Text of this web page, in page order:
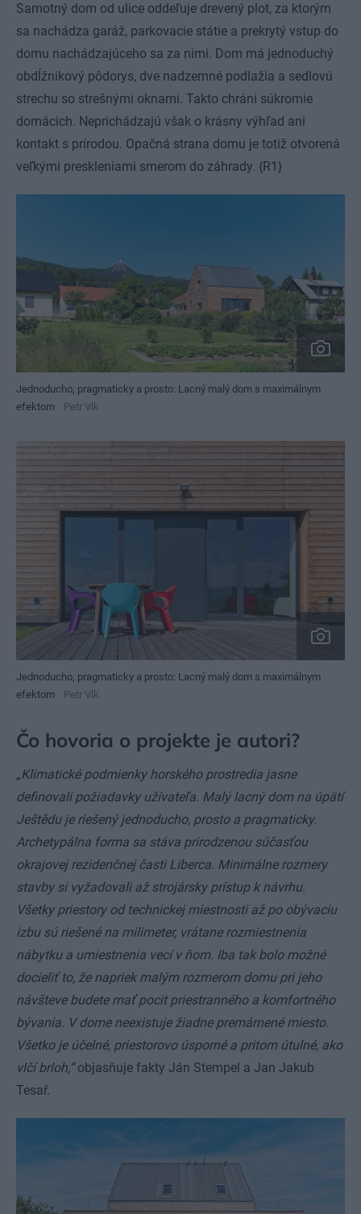
Samotný dom od ulice oddeľuje drevený plot, za ktorým
sa nachádza garáž, parkovacie státie a prekrytý vstup do
domu nachádzajúceho sa za nimi. Dom má jednoduchý
obdĺžnikový pôdorys, dve nadzemné podlažia a sedlovú
strechu so strešnými oknami. Takto chráni súkromie
domácich. Neprichádzajú však o krásny výhľad ani
kontakt s prírodou. Opačná strana domu je totiž otvorená
veľkými preskleniami smerom do záhrady. {R1}
Jednoducho, pragmaticky a prosto: Lacný malý dom s maximálnym
efektom
Petr Vlk
Jednoducho, pragmaticky a prosto: Lacný malý dom s maximálnym
efektom
Petr Vlk
Čo hovoria o projekte je autori?
„Klimatické podmienky horského prostredia jasne
definovali požiadavky užívateľa. Malý lacný dom na úpätí
Ještědu je riešený jednoducho, prosto a pragmaticky.
Archetypálna forma sa stáva prirodzenou súčasťou
okrajovej rezidenčnej časti Liberca. Minimálne rozmery
stavby si vyžadovali až strojársky prístup k návrhu.
Všetky priestory od technickej miestnosti až po obývaciu
izbu sú riešené na milimeter, vrátane rozmiestnenia
nábytku a umiestnenia vecí v ňom. Iba tak bolo možné
docieliť to, že napriek malým rozmerom domu pri jeho
návšteve budete mať pocit priestranného a komfortného
bývania. V dome neexistuje žiadne premárnené miesto.
Všetko je účelné, priestorovo úsporné a pritom útulné, ako
vlčí brloh,“objasňuje fakty Ján Stempel a Jan Jakub
Tesař.